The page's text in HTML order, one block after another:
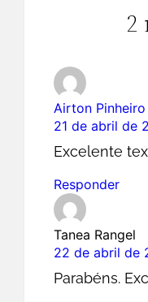
2
Airton Pinheiro
21 de abril de
Excelente
Responder
Tanea Rangel
22 de abril de
Parabéns.